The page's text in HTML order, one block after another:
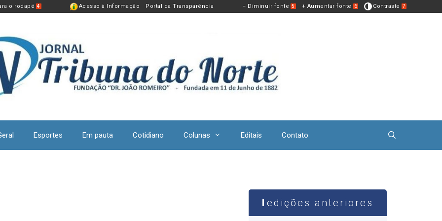
o rodapé 4 Acesso à Informação Portal da Transparência − Diminuir fonte 5 + Aumentar fonte 6 Contraste 7
Esportes Em pauta Cotidiano Colunas Editais Contato
edições anteriores